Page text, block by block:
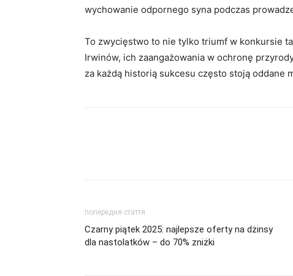
wychowanie odpornego syna podczas
To zwycięstwo to nie tylko triumf w konkursie
Irwinów, ich zaangażowania w ochronę
za każdą historią sukcesu często stoją oddane
попередня стаття
Czarny piątek 2025: najlepsze oferty na dżinsy
dla nastolatków – do 70% zniżki